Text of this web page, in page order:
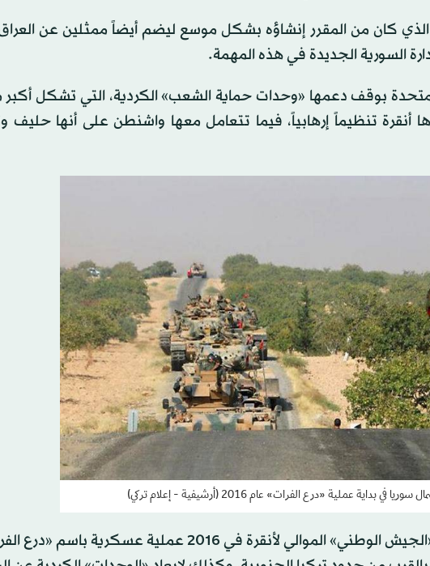
كان من المقرر إنشاؤه بشكل موسع ليضم أيضاً ممثلين عن العراق
السورية الجديدة في هذه المهمة.
بوقف دعمها «وحدات حماية الشعب» الكردية، التي تشكل
أنقرة تنظيماً إرهابياً، فيما تتعامل معها واشنطن على أنها حليف
عملية «درع الفرات» عام 2016 (أرشيفية - إعلام تركي)
ونفذت القوات التركية وفصائل ما كان يعرف بـ«الجيش الوطني» الموالي لأنقرة في 2016 عملية